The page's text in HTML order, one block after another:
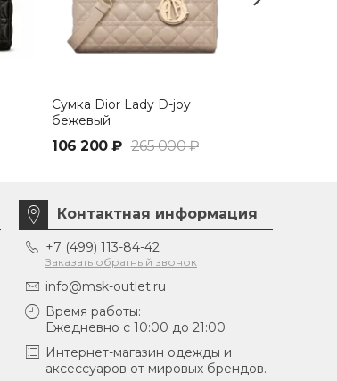
Сумка Dior Lady D-joy
бежевый
106 200 ₽ 265 000 ₽
Контактная информация
+7 (499) 113-84-42
Заказать обратный звонок
info@msk-outlet.ru
Время работы:
Ежедневно с 10:00 до 21:00
Интернет-магазин одежды и
аксессуаров от мировых брендов.